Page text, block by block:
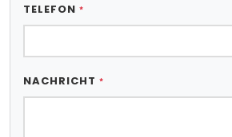
TELEFON *
NACHRICHT *